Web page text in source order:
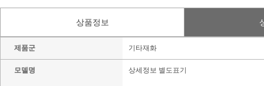
상품정보
제품군 기타재화
모델명 상세정보 별도표기